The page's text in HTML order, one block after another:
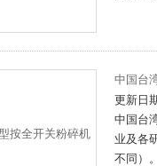
中国台
更新日
中国台
业及各
不同）。